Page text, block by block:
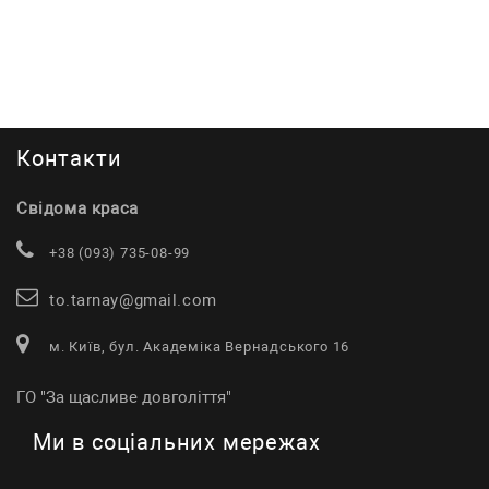
Контакти
Свідома краса
+38 (093) 735-08-99
to.tarnay@gmail.com
м. Київ, бул. Академіка Вернадського 16
ГО "За щасливе довголіття"
Ми в соціальних мережах